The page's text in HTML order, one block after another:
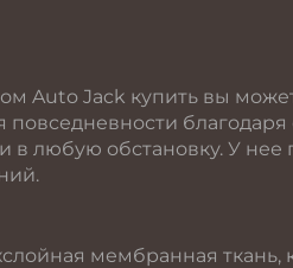
Auto Jack купить вы
благодаря
в любую обстановку. У нее
мембранная ткань,